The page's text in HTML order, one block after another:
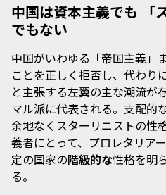
中国は資本主義でも 「
でもない
中国がいわゆる「帝国主義」
ことを正しく拒否し、代わり
と主張する左翼の主な潮流が
マル派に代表される。支配的
余地なくスターリニストの性
義者にとって、プロレタリア
定の国家の階級的な性格を明
る。